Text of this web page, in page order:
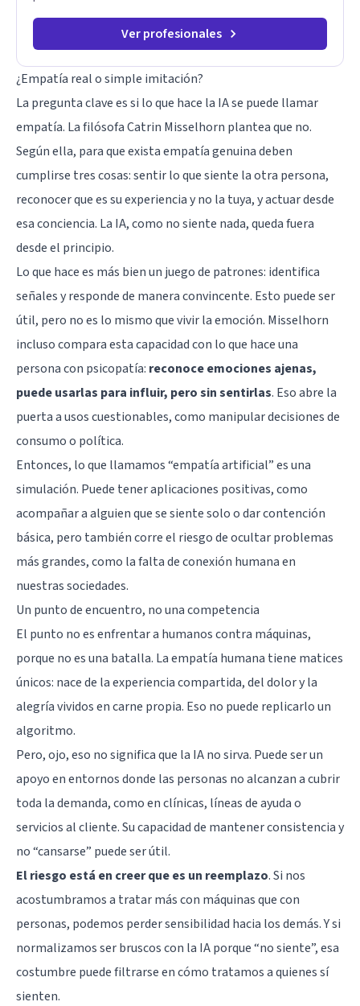
Ver profesionales
¿Empatía real o simple imitación?
La pregunta clave es si lo que hace la IA se puede llamar
empatía. La filósofa Catrin Misselhorn plantea que no.
Según ella, para que exista empatía genuina deben
cumplirse tres cosas: sentir lo que siente la otra persona,
reconocer que es su experiencia y no la tuya, y actuar desde
esa conciencia. La IA, como no siente nada, queda fuera
desde el principio.
Lo que hace es más bien un juego de patrones: identifica
señales y responde de manera convincente. Esto puede ser
útil, pero no es lo mismo que vivir la emoción. Misselhorn
incluso compara esta capacidad con lo que hace una
persona con psicopatía: reconoce emociones ajenas,
puede usarlas para influir, pero sin sentirlas. Eso abre la
puerta a usos cuestionables, como manipular decisiones de
consumo o política.
Entonces, lo que llamamos “empatía artificial” es una
simulación. Puede tener aplicaciones positivas, como
acompañar a alguien que se siente solo o dar contención
básica, pero también corre el riesgo de ocultar problemas
más grandes, como la falta de conexión humana en
nuestras sociedades.
Un punto de encuentro, no una competencia
El punto no es enfrentar a humanos contra máquinas,
porque no es una batalla. La empatía humana tiene matices
únicos: nace de la experiencia compartida, del dolor y la
alegría vividos en carne propia. Eso no puede replicarlo un
algoritmo.
Pero, ojo, eso no significa que la IA no sirva. Puede ser un
apoyo en entornos donde las personas no alcanzan a cubrir
toda la demanda, como en clínicas, líneas de ayuda o
servicios al cliente. Su capacidad de mantener consistencia y
no “cansarse” puede ser útil.
El riesgo está en creer que es un reemplazo. Si nos
acostumbramos a tratar más con máquinas que con
personas, podemos perder sensibilidad hacia los demás. Y si
normalizamos ser bruscos con la IA porque “no siente”, esa
costumbre puede filtrarse en cómo tratamos a quienes sí
sienten.